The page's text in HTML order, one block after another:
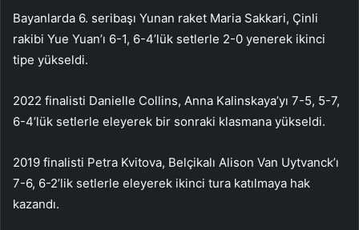
Bayanlarda 6. seribaşı Yunan raket Maria Sakkari, Çinli
rakibi Yue Yuan’ı 6-1, 6-4’lük setlerle 2-0 yenerek ikinci
tipe yükseldi.
2022 finalisti Danielle Collins, Anna Kalinskaya’yı 7-5, 5-7,
6-4’lük setlerle eleyerek bir sonraki klasmana yükseldi.
2019 finalisti Petra Kvitova, Belçikalı Alison Van Uytvanck’ı
7-6, 6-2’lik setlerle eleyerek ikinci tura katılmaya hak
kazandı.